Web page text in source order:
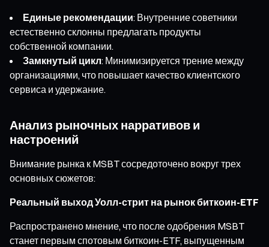
Единые рекомендации: Внутренние советники
естественно склонны предлагать продукты
собственной компании.
Замкнутый цикл: Минимизируется трение между
организациями, что повышает качество клиентского
сервиса и удержание.
Анализ рыночных нарративов и
настроений
Внимание рынка к MSBT сосредоточено вокруг трех
основных сюжетов:
Реальный выход Уолл-стрит на рынок биткоин-ETF
Распространено мнение, что после одобрения MSBT
станет первым спотовым биткоин-ETF, выпущенным